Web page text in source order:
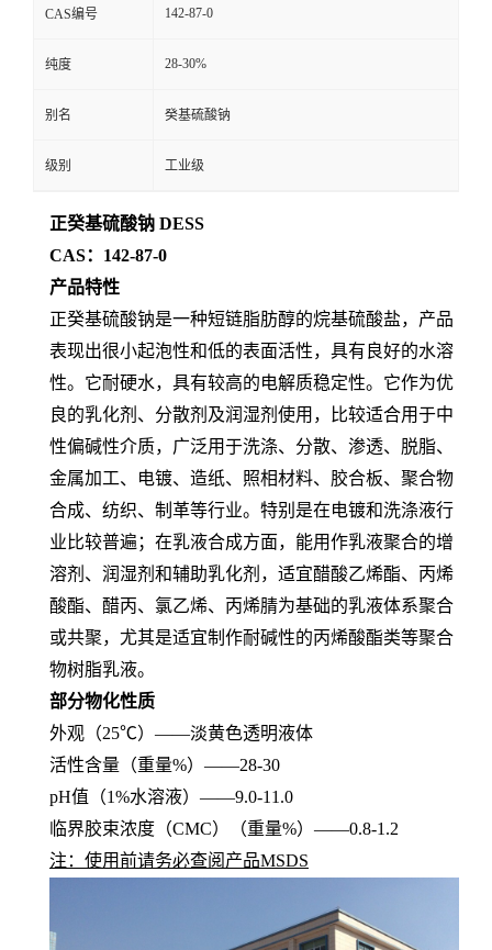
CAS编号 142-87-0
纯度 28-30%
别名 癸基硫酸钠
级别 工业级
正癸基硫酸钠 DESS
CAS：142-87-0
产品特性
正癸基硫酸钠是一种短链脂肪醇的烷基硫酸盐，产品
表现出很小起泡性和低的表面活性，具有良好的水溶
性。它耐硬水，具有较高的电解质稳定性。它作为优
良的乳化剂、分散剂及润湿剂使用，比较适合用于中
性偏碱性介质，广泛用于洗涤、分散、渗透、脱脂、
金属加工、电镀、造纸、照相材料、胶合板、聚合物
合成、纺织、制革等行业。特别是在电镀和洗涤液行
业比较普遍；在乳液合成方面，能用作乳液聚合的增
溶剂、润湿剂和辅助乳化剂，适宜醋酸乙烯酯、丙烯
酸酯、醋丙、氯乙烯、丙烯腈为基础的乳液体系聚合
或共聚，尤其是适宜制作耐碱性的丙烯酸酯类等聚合
物树脂乳液。
部分物化性质
外观（25℃）——淡黄色透明液体
活性含量（重量%）——28-30
pH值（1%水溶液）——9.0-11.0
临界胶束浓度（CMC）（重量%）——0.8-1.2
注：使用前请务必查阅产品MSDS